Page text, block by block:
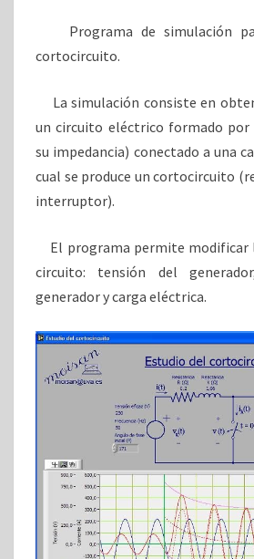
Programa de simulación
cortocircuito.
La simulación consiste en
un circuito eléctrico formado por
su impedancia) conectado a una
cual se produce un cortocircuito
interruptor).
El programa permite modificar
circuito: tensión del
generador y carga eléctrica.